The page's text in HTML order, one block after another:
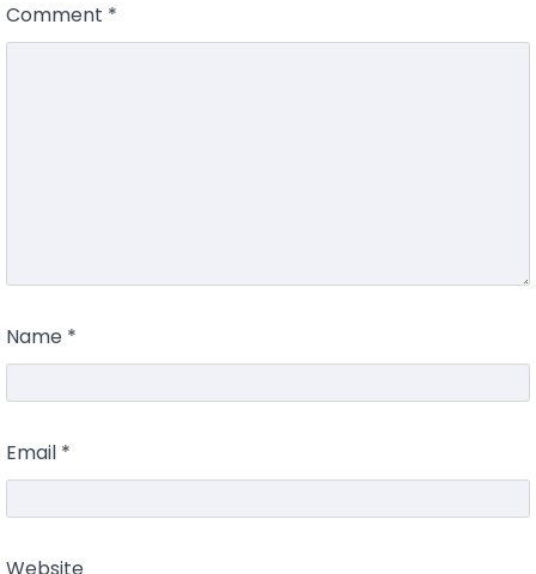
Comment *
Name *
Email *